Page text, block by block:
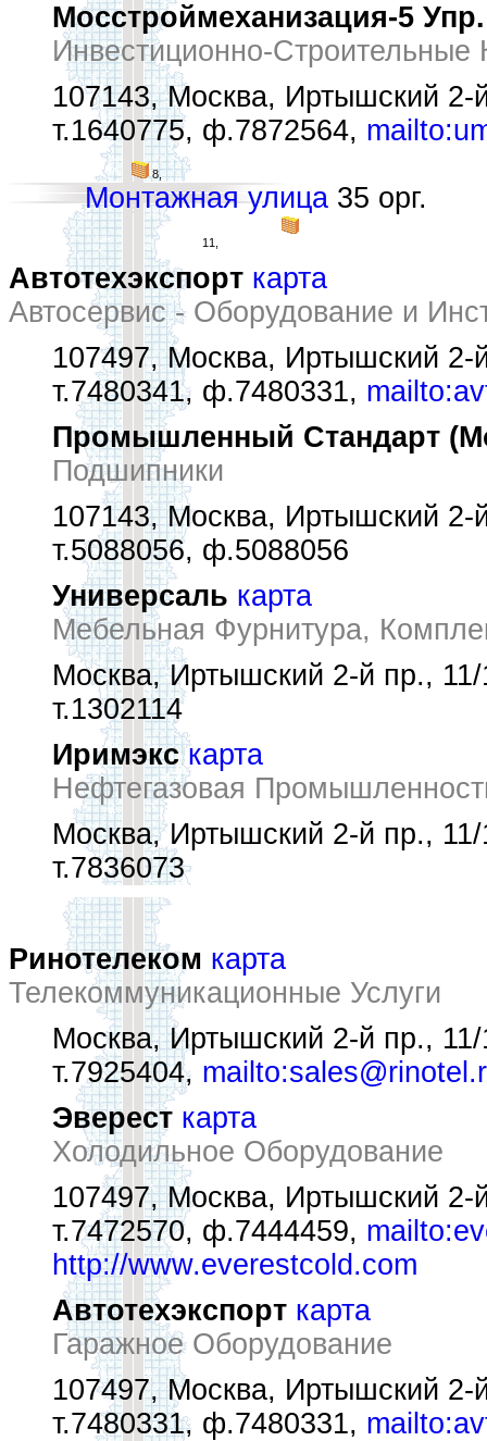
Мосстроймеханизация-5
Инвестиционно-Строительные
107143, Москва, Иртышский 2-
т.1640775, ф.7872564,
8,
Монтажная улица 35 орг.
11,
Автотехэкспорт карта
Автосервис - Оборудование и
107497, Москва, Иртышский 2-
т.7480341, ф.7480331,
Промышленный Стандарт
Подшипники
107143, Москва, Иртышский 2-
т.5088056, ф.5088056
Универсаль карта
Мебельная Фурнитура,
Москва, Иртышский 2-й пр.,
т.1302114
Иримэкс карта
Нефтегазовая
Москва, Иртышский 2-й пр.,
т.7836073
Ринотелеком карта
Телекоммуникационные Услуги
Москва, Иртышский 2-й пр.,
т.7925404,
Эверест карта
Холодильное Оборудование
107497, Москва, Иртышский 2-
т.7472570, ф.7444459,
http://www.everestcold.com
Автотехэкспорт карта
Гаражное Оборудование
107497, Москва, Иртышский 2-
т.7480331, ф.7480331,